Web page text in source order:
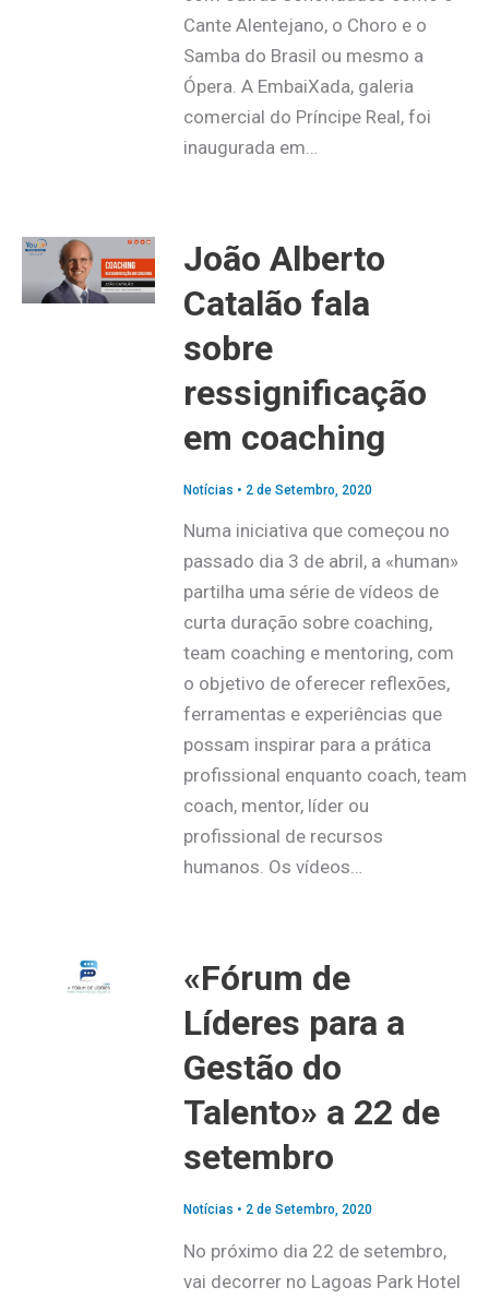
Cante Alentejano, o Choro e o
Samba do Brasil ou mesmo a
Ópera. A EmbaiXada, galeria
comercial do Príncipe Real, foi
inaugurada em…
João Alberto
Catalão fala
sobre
ressignificação
em coaching
Notícias • 2 de Setembro, 2020
Numa iniciativa que começou no
passado dia 3 de abril, a «human»
partilha uma série de vídeos de
curta duração sobre coaching,
team coaching e mentoring, com
o objetivo de oferecer reflexões,
ferramentas e experiências que
possam inspirar para a prática
profissional enquanto coach, team
coach, mentor, líder ou
profissional de recursos
humanos. Os vídeos…
«Fórum de
Líderes para a
Gestão do
Talento» a 22 de
setembro
Notícias • 2 de Setembro, 2020
No próximo dia 22 de setembro,
vai decorrer no Lagoas Park Hotel